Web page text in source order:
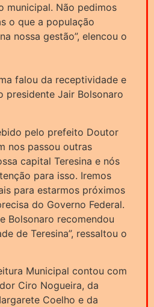
municipal. Não pedimos
o que a população
nossa gestão”, elencou o
falou da receptividade e
presidente Jair Bolsonaro
pelo prefeito Doutor
nos passou outras
capital Teresina e nós
para isso. Iremos
para estarmos próximos
do Governo Federal.
Bolsonaro recomendou
de Teresina”, ressaltou o
Municipal contou com
Ciro Nogueira, da
Coelho e da